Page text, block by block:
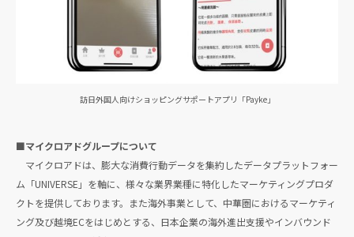
訪日外国人向けショッピングサポートアプリ「Payke」
■マイクロアドグループについて
マイクロアドは、膨大な消費行動データを集約したデータプラットフォー
ム「UNIVERSE」を軸に、様々な業界業種に特化したマーケティングプロダ
クトを提供しております。また海外事業として、中華圏におけるマーケティ
ング及び越境ECをはじめとする、日本企業の海外進出支援やインバウンド